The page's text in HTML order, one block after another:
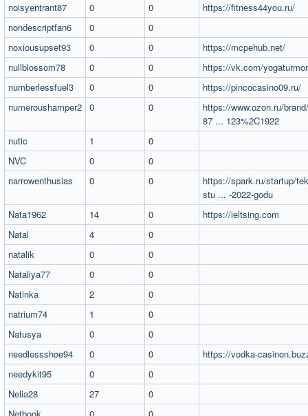
noisyentrant87
0 0
https://fitness44you.ru/
nondescriptfan6
0
0
noxiousupset93
0 0
https://mcpehub.net/
nullblossom78
0 0
https://vk.com/
numberlessfuel3
0 0
https://pincocasino09.ru/
numeroushamper2 0 0
https://www.ozon.ru/
87 ... 123%2C1922
nutic
1
0
NVC
0
0
narrowenthusias
0 0
https://spark.ru/startup/
stu ... -2022-godu
Nata1962
14 0
https://ieltsing.com
Natal
4
0
natalik
0
0
Nataliya77
0
0
Natinka
2
0
natrium74
1
0
Natusya
0
0
needlessshoe94
0 0
https://vodka-
needykit95
0
0
Nelia28
27
0